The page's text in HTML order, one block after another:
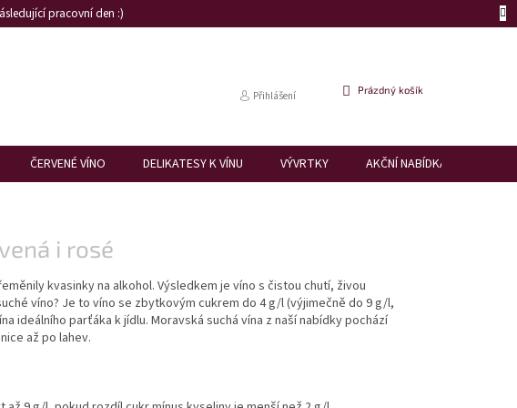
pracovní den :)
Přihlášení
NÁKUPNÍ
Prázdný košík
ČERVENÉ VÍNO DELIKATESY K VÍNU VÝVRTKY AKČNÍ NABÍDKA
i rosé
kvasinky na alkohol. Výsledkem je víno s čistou chutí, živou
víno? Je to víno se zbytkovým cukrem do 4 g/l (výjimečně do 9 g/l,
ideálního parťáka k jídlu. Moravská suchá vína z naší nabídky pochází
až po lahev.